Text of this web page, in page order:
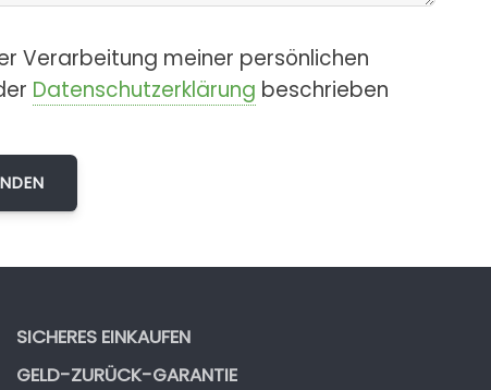
Verarbeitung meiner persönlichen
Datenschutzerklärung beschrieben
SICHERES EINKAUFEN
GELD-ZURÜCK-GARANTIE